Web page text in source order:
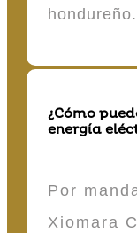
hondureño.
¿Cómo
energía
Por
Xiomara